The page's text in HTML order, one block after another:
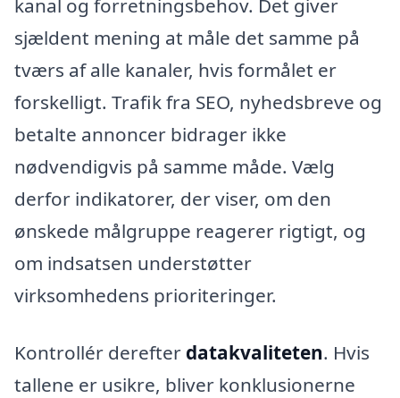
kanal og forretningsbehov. Det giver
sjældent mening at måle det samme på
tværs af alle kanaler, hvis formålet er
forskelligt. Trafik fra SEO, nyhedsbreve og
betalte annoncer bidrager ikke
nødvendigvis på samme måde. Vælg
derfor indikatorer, der viser, om den
ønskede målgruppe reagerer rigtigt, og
om indsatsen understøtter
virksomhedens prioriteringer.
Kontrollér derefter datakvaliteten. Hvis
tallene er usikre, bliver konklusionerne